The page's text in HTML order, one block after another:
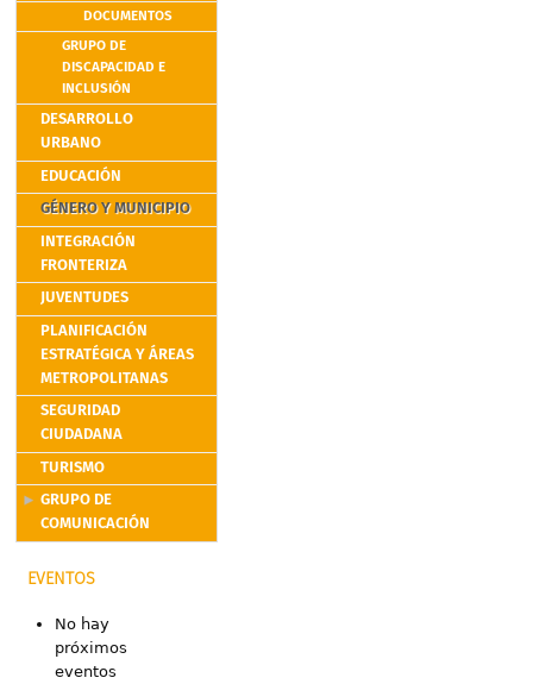
DOCUMENTOS
GRUPO DE
DISCAPACIDAD E
INCLUSIÓN
DESARROLLO
URBANO
EDUCACIÓN
GÉNERO Y MUNICIPIO
INTEGRACIÓN
FRONTERIZA
JUVENTUDES
PLANIFICACIÓN
ESTRATÉGICA Y ÁREAS
METROPOLITANAS
SEGURIDAD
CIUDADANA
TURISMO
GRUPO DE
COMUNICACIÓN
EVENTOS
No hay
próximos
eventos